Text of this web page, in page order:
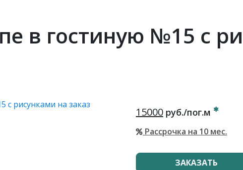
в гостиную №15 с
15000 руб./пог.м
Рассрочка на 10 мес.
ЗАКАЗАТЬ